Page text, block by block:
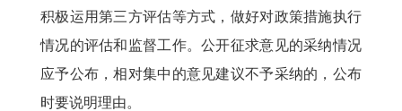
积极运用第三方评估等方式，做好对政策措施执行
情况的评估和监督工作。公开征求意见的采纳情况
应予公布，相对集中的意见建议不予采纳的，公布
时要说明理由。